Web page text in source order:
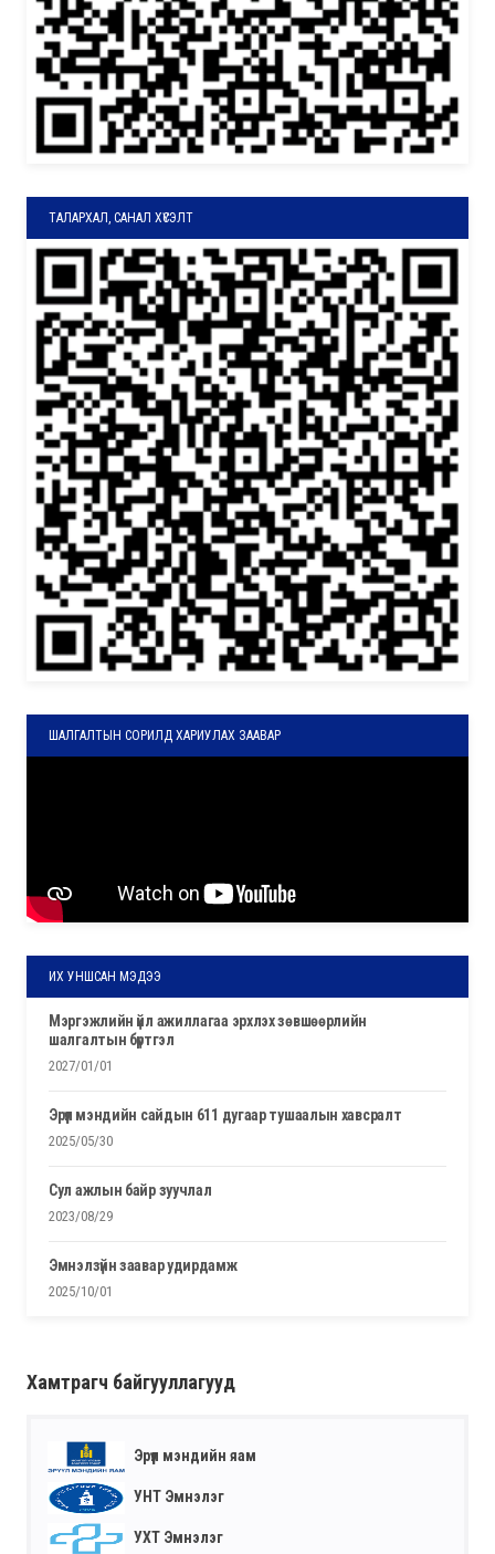
ТАЛАРХАЛ, САНАЛ ХҮСЭЛТ
ШАЛГАЛТЫН СОРИЛД ХАРИУЛАХ ЗААВАР
ИХ УНШСАН МЭДЭЭ
мэргэжлийн үйл ажиллагаа эрхлэх зөвшөөрлийн
шалгалтын бүртгэл
2027/01/01
эрүүл мэндийн сайдын 611 дугаар тушаалын хавсралт
2025/05/30
сул ажлын байр зуучлал
2023/08/29
эмнэлзүйн заавар удирдамж
2025/10/01
Хамтрагч байгууллагууд
Эрүүл мэндийн яам
УНТ Эмнэлэг
УХТ Эмнэлэг